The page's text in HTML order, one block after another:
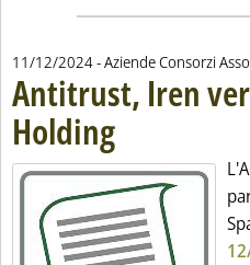
11/12/2024- Aziende Consorzi
Antitrust, Iren
Holding. Pubblicata mercoledì 11